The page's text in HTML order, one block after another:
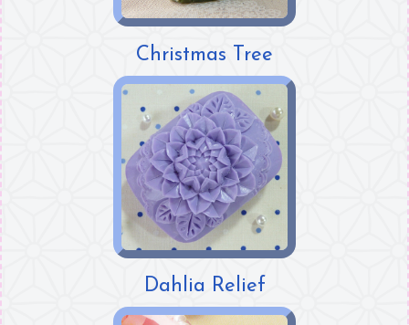
Christmas Tree
Dahlia Relief